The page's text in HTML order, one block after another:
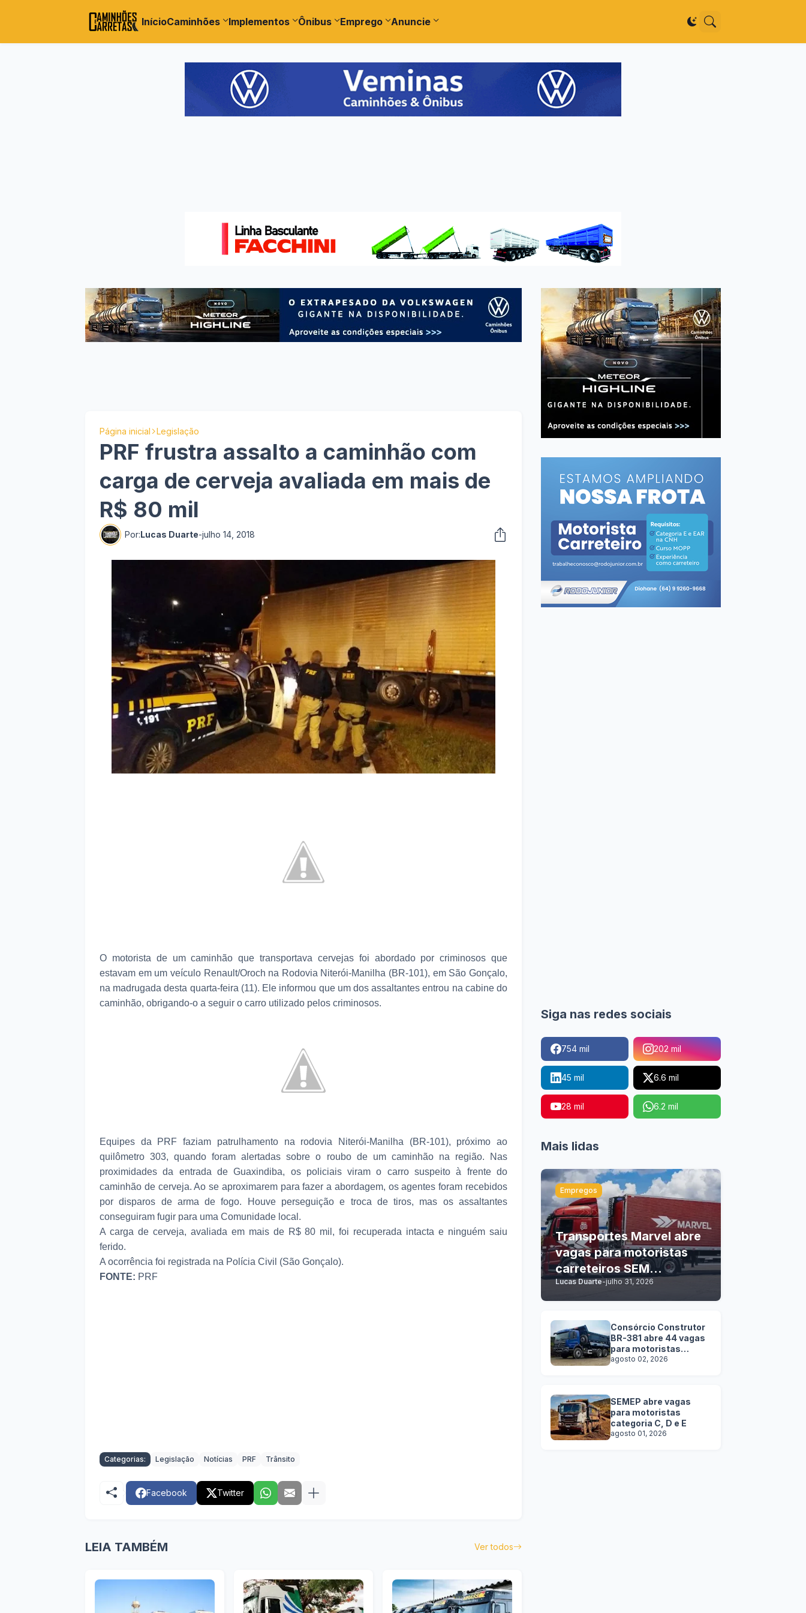
InícioCaminhões Implementos Ônibus Emprego Anuncie
Página inicial Legislação
PRF frustra assalto a caminhão com
carga de cerveja avaliada em mais de
R$ 80 mil
Por:Lucas Duarte-julho 14, 2018
O motorista de um caminhão que transportava cervejas foi abordado por criminosos que
estavam em um veículo Renault/Oroch na Rodovia Niterói-Manilha (BR-101), em São Gonçalo,
na madrugada desta quarta-feira (11). Ele informou que um dos assaltantes entrou na cabine do
caminhão, obrigando-o a seguir o carro utilizado pelos criminosos.
Equipes da PRF faziam patrulhamento na rodovia Niterói-Manilha (BR-101), próximo ao
quilômetro 303, quando foram alertadas sobre o roubo de um caminhão na região. Nas
proximidades da entrada de Guaxindiba, os policiais viram o carro suspeito à frente do
caminhão de cerveja. Ao se aproximarem para fazer a abordagem, os agentes foram recebidos
por disparos de arma de fogo. Houve perseguição e troca de tiros, mas os assaltantes
conseguiram fugir para uma Comunidade local.
A carga de cerveja, avaliada em mais de R$ 80 mil, foi recuperada intacta e ninguém saiu
ferido.
A ocorrência foi registrada na Polícia Civil (São Gonçalo).
FONTE: PRF
Categorias: Legislação Notícias PRF Trânsito
Facebook Twitter
LEIA TAMBÉM Ver todos
Siga nas redes sociais
754 mil 202 mil
45 mil 6.6 mil
28 mil 6.2 mil
Mais lidas
Empregos
Transportes Marvel abre
vagas para motoristas
carreteiros SEM
EXPERIÊNCIA
Lucas Duarte-julho 31, 2026
Consórcio Construtor
BR-381 abre 44 vagas
para motoristas
categoria C, D e E
agosto 02, 2026
SEMEP abre vagas
para motoristas
categoria C, D e E
agosto 01, 2026